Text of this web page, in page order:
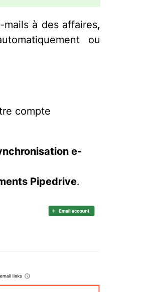
à des affaires,
ou
compte
e-
Pipedrive.